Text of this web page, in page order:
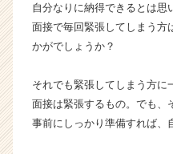
チ
ア
リ
ア
（C
自分なりに納得できるとは思
面接で毎回緊張してしまう方
かがでしょうか？
それでも緊張してしまう方に
面接は緊張するもの。でも、
事前にしっかり準備すれば、